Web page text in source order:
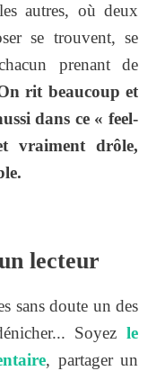
autres, où deux
se trouvent, se
prenant de
rit beaucoup et
dans ce « feel-
vraiment drôle,
lecteur
sans doute un des
Soyez le
, partager un